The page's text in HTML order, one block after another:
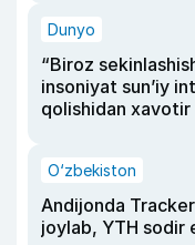
Dunyo
“Biroz
insoniyat sun’iy
qolishidan
O‘zbekiston
Andijonda
joylab, YTH sodir